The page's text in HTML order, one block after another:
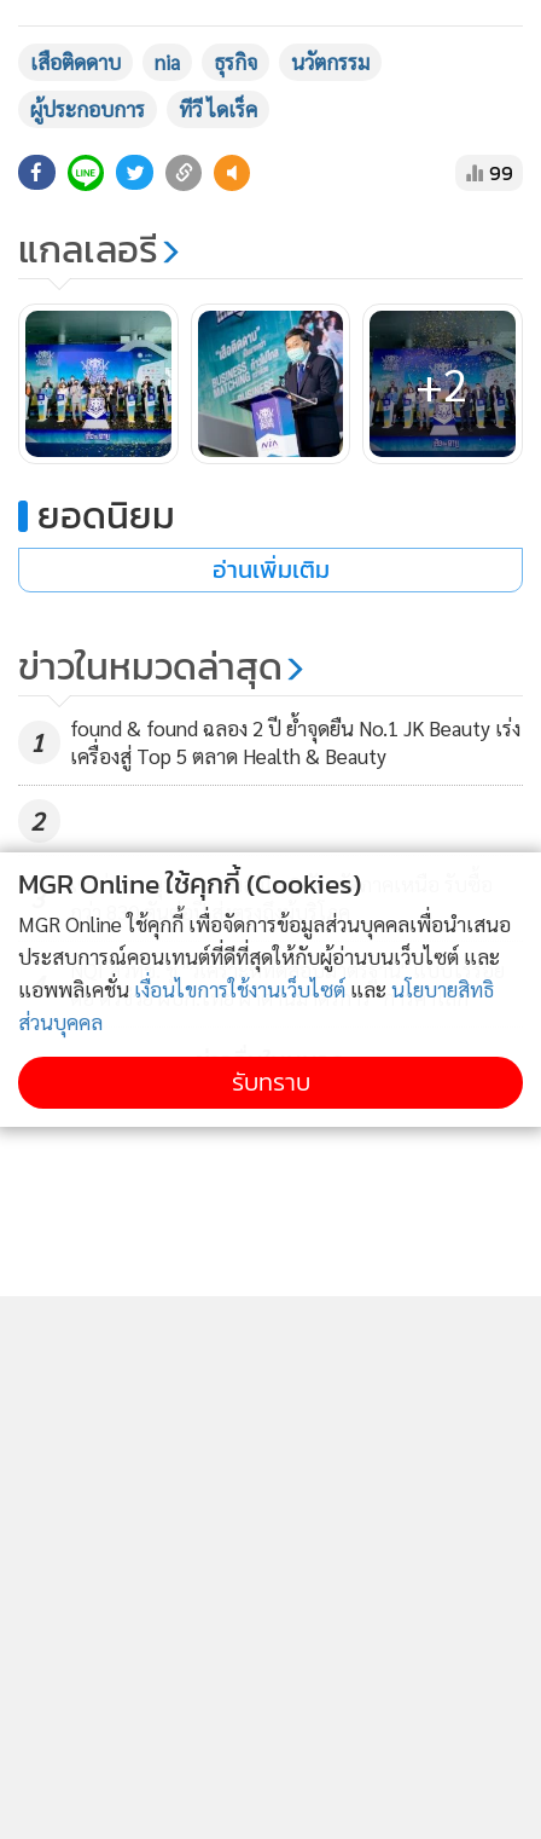
เสือติดดาบ nia ธุรกิจ
นวัตกรรม
ผู้ประกอบการ
ทีวี ไดเร็ค
99
แกลเลอรี
+2
ยอดนิยม
อ่านเพิ่มเติม
ข่าวในหมวดล่าสุด
1
found & found ฉลอง 2 ปี ย้ำจุดยืน No.1 JK Beauty เร่ง
เครื่องสู่ Top 5 ตลาด Health & Beauty
2
3
เซเว่นฯ หนุนชาวสวนลำไย 3 จังหวัดภาคเหนือ รับซื้อ
กว่า 830 ตันต่อปี ส่งตรงถึงผู้บริโภค
4
NQI สวทช. ชู "วิเคราะห์ทดสอบมาตรฐาน" แบบไร้รอย
ต่อ ตัวช่วย ผปก.ไทย ฝ่าด่านมาตรการ "การค้าโลก"
ข่าวอื่นในหมวด
MGR Online ใช้คุกกี้ (Cookies)
MGR Online ใช้คุกกี้ เพื่อจัดการข้อมูลส่วนบุคคลเพื่อนำเสนอ
ประสบการณ์คอนเทนต์ที่ดีที่สุดให้กับผู้อ่านบนเว็บไซต์ และ
แอพพลิเคชั่น เงื่อนไขการใช้งานเว็บไซต์ และ นโยบายสิทธิ
ส่วนบุคคล
รับทราบ